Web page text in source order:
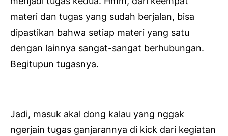
materi dan tugas yang sudah berjalan, bisa
dipastikan bahwa setiap materi yang satu
dengan lainnya sangat-sangat berhubungan.
Begitupun tugasnya.
Jadi, masuk akal dong kalau yang nggak
ngerjain tugas ganjarannya di kick dari kegiatan